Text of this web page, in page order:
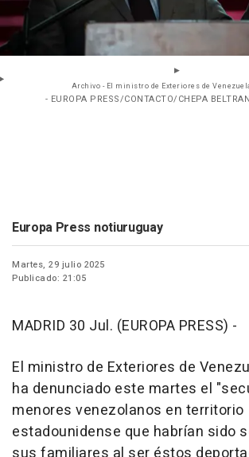
Archivo - El ministro de Exteriores de
- EUROPA PRESS/CONTACTO/CHEPA
Europa Press notiuruguay
Martes, 29 julio 2025
Publicado: 21:05
MADRID 30 Jul. (EUROPA PRESS) -
El ministro de Exteriores de
ha denunciado este martes el
menores venezolanos en territorio
estadounidense que habrían sido